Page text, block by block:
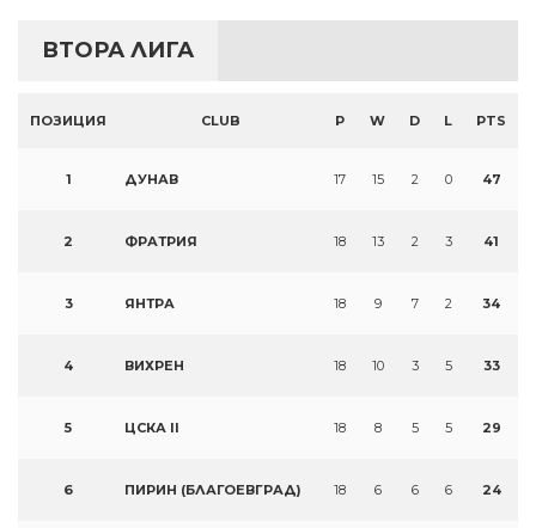
ВТОРА ЛИГА
ПОЗИЦИЯ CLUB P W D L PTS
1 ДУНАВ 17 15 2 0 47
2 ФРАТРИЯ 18 13 2 3 41
3 ЯНТРА 18 9 7 2 34
4 ВИХРЕН 18 10 3 5 33
5 ЦСКА II 18 8 5 5 29
6 ПИРИН (БЛАГОЕВГРАД) 18 6 6 6 24